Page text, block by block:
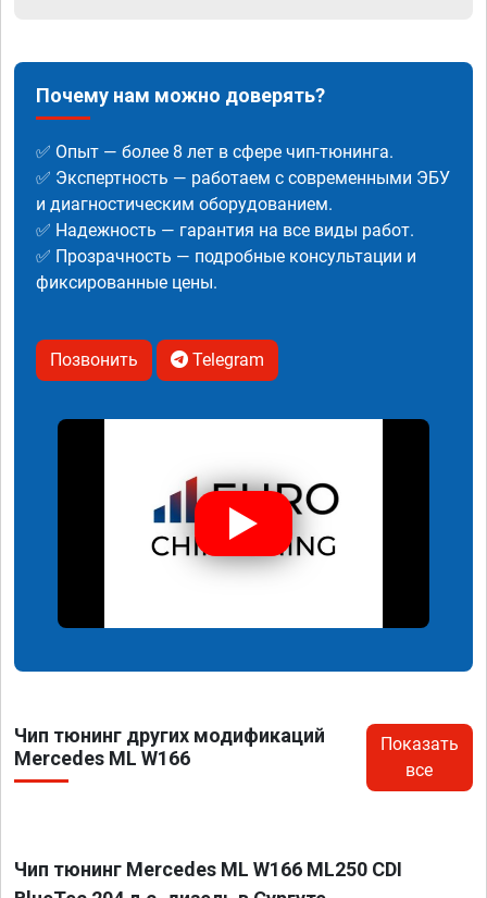
Почему нам можно доверять?
✅ Опыт — более 8 лет в сфере чип-тюнинга.
✅ Экспертность — работаем с современными ЭБУ
и диагностическим оборудованием.
✅ Надежность — гарантия на все виды работ.
✅ Прозрачность — подробные консультации и
фиксированные цены.
Позвонить Telegram
Чип тюнинг других модификаций
Mercedes ML W166
Показать
все
Чип тюнинг Mercedes ML W166 ML250 CDI